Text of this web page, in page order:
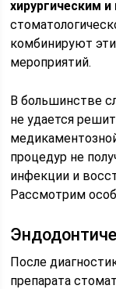
хирургическим
комбинируют
мероприятий.
В большинстве
не удается
процедур не
инфекции и
Рассмотрим
После
препарата